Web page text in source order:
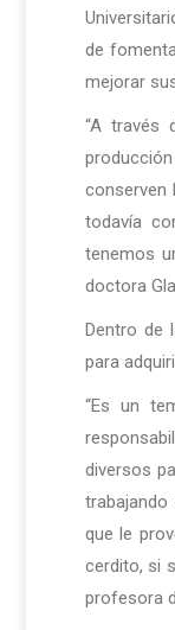
de
mejorar
“A través
conserven
todavía
tenemos
doctora
Dentro de
para
“Es un
diversos
que le
cerdito, si
profesora